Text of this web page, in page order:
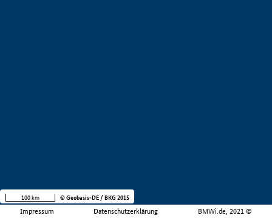
Impressum Datenschutzerklärung BMWi.de, 2021 ©
100 km © Geobasis-DE / BKG 2015